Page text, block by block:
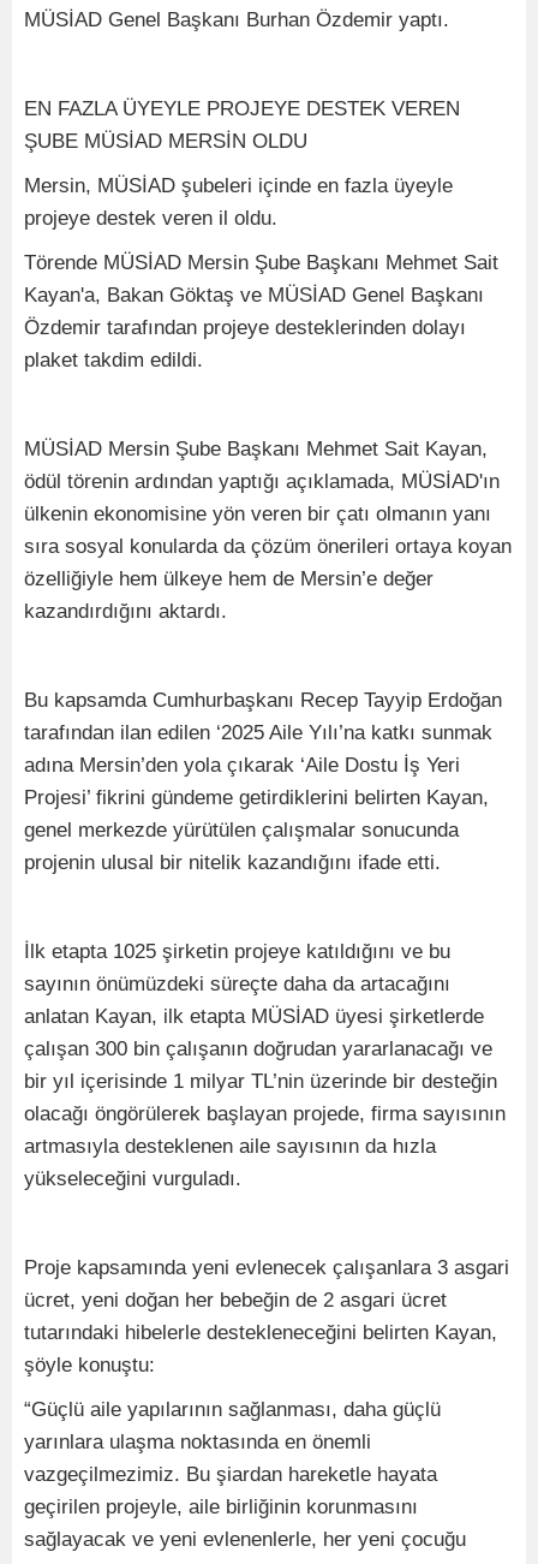
MÜSİAD Genel Başkanı Burhan Özdemir yaptı.
EN FAZLA ÜYEYLE PROJEYE DESTEK VEREN
ŞUBE MÜSİAD MERSİN OLDU
Mersin, MÜSİAD şubeleri içinde en fazla üyeyle
projeye destek veren il oldu.
Törende MÜSİAD Mersin Şube Başkanı Mehmet Sait
Kayan'a, Bakan Göktaş ve MÜSİAD Genel Başkanı
Özdemir tarafından projeye desteklerinden dolayı
plaket takdim edildi.
MÜSİAD Mersin Şube Başkanı Mehmet Sait Kayan,
ödül törenin ardından yaptığı açıklamada, MÜSİAD'ın
ülkenin ekonomisine yön veren bir çatı olmanın yanı
sıra sosyal konularda da çözüm önerileri ortaya koyan
özelliğiyle hem ülkeye hem de Mersin’e değer
kazandırdığını aktardı.
Bu kapsamda Cumhurbaşkanı Recep Tayyip Erdoğan
tarafından ilan edilen ‘2025 Aile Yılı’na katkı sunmak
adına Mersin’den yola çıkarak ‘Aile Dostu İş Yeri
Projesi’ fikrini gündeme getirdiklerini belirten Kayan,
genel merkezde yürütülen çalışmalar sonucunda
projenin ulusal bir nitelik kazandığını ifade etti.
İlk etapta 1025 şirketin projeye katıldığını ve bu
sayının önümüzdeki süreçte daha da artacağını
anlatan Kayan, ilk etapta MÜSİAD üyesi şirketlerde
çalışan 300 bin çalışanın doğrudan yararlanacağı ve
bir yıl içerisinde 1 milyar TL’nin üzerinde bir desteğin
olacağı öngörülerek başlayan projede, firma sayısının
artmasıyla desteklenen aile sayısının da hızla
yükseleceğini vurguladı.
Proje kapsamında yeni evlenecek çalışanlara 3 asgari
ücret, yeni doğan her bebeğin de 2 asgari ücret
tutarındaki hibelerle destekleneceğini belirten Kayan,
şöyle konuştu:
“Güçlü aile yapılarının sağlanması, daha güçlü
yarınlara ulaşma noktasında en önemli
vazgeçilmezimiz. Bu şiardan hareketle hayata
geçirilen projeyle, aile birliğinin korunmasını
sağlayacak ve yeni evlenenlerle, her yeni çocuğu